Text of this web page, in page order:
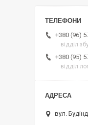
+380 (96)
відділ
+380 (95)
відділ
вул.